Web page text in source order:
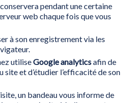
pendant une certaine
web chaque fois que vous
à son enregistrement via les
utiliseGoogle analyticsafin de
et d’étudier l’efficacité de son
un bandeau vous informe de